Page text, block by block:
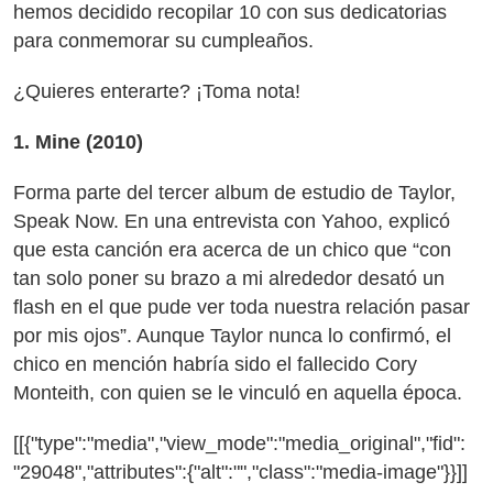
hemos decidido recopilar 10 con sus dedicatorias
para conmemorar su cumpleaños.
¿Quieres enterarte? ¡Toma nota!
1. Mine (2010)
Forma parte del tercer album de estudio de Taylor,
Speak Now. En una entrevista con Yahoo, explicó
que esta canción era acerca de un chico que “con
tan solo poner su brazo a mi alrededor desató un
flash en el que pude ver toda nuestra relación pasar
por mis ojos”. Aunque Taylor nunca lo confirmó, el
chico en mención habría sido el fallecido Cory
Monteith, con quien se le vinculó en aquella época.
[[{"type":"media","view_mode":"media_original","fid":
"29048","attributes":{"alt":"","class":"media-image"}}]]